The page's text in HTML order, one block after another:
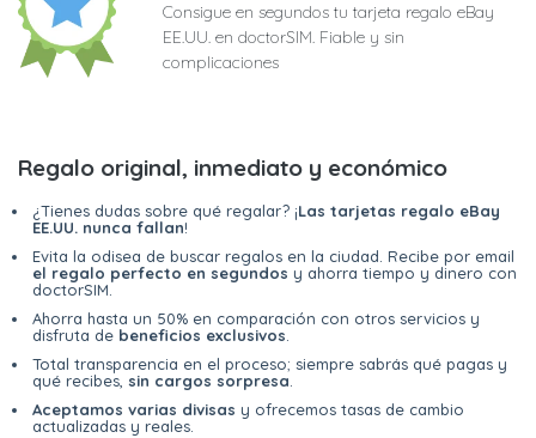
Consigue en segundos tu tarjeta regalo eBay
EE.UU. en doctorSIM. Fiable y sin
complicaciones
Regalo original, inmediato y económico
¿Tienes dudas sobre qué regalar? ¡Las tarjetas regalo eBay
EE.UU. nunca fallan!
Evita la odisea de buscar regalos en la ciudad. Recibe por email
el regalo perfecto en segundos y ahorra tiempo y dinero con
doctorSIM.
Ahorra hasta un 50% en comparación con otros servicios y
disfruta de beneficios exclusivos.
Total transparencia en el proceso; siempre sabrás qué pagas y
qué recibes, sin cargos sorpresa.
Aceptamos varias divisas y ofrecemos tasas de cambio
actualizadas y reales.